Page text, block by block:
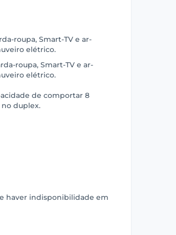
roupa, Smart-TV e ar-
elétrico.
roupa, Smart-TV e ar-
elétrico.
de comportar 8
duplex.
haver indisponibilidade em